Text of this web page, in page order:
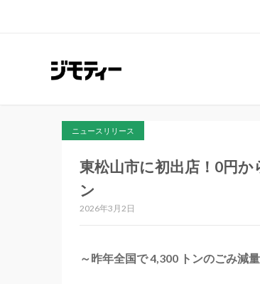
ニュースリリース
東松山市に初出店！0円
ン
2026年3月2日
～昨年全国で 4,300 トンのごみ減